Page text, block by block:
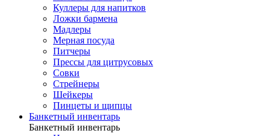
Куллеры для напитков
Ложки бармена
Мадлеры
Мерная посуда
Питчеры
Прессы для цитрусовых
Совки
Стрейнеры
Шейкеры
Пинцеты и щипцы
Банкетный инвентарь
Банкетный инвентарь